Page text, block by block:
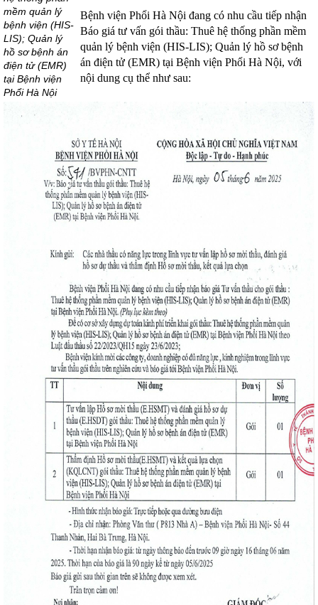
mềm quản lý
bệnh viện (HIS-
LIS); Quản lý
hồ sơ bệnh án
điện tử (EMR)
tại Bệnh viện
Phổi Hà Nội
Bệnh viện Phổi Hà Nội đang có nhu cầu tiếp nhận
Báo giá tư vấn gói thầu: Thuê hệ thống phần mềm
quản lý bệnh viện (HIS-LIS); Quản lý hồ sơ bệnh
án điện tử (EMR) tại Bệnh viện Phổi Hà Nội, với
nội dung cụ thể như sau: